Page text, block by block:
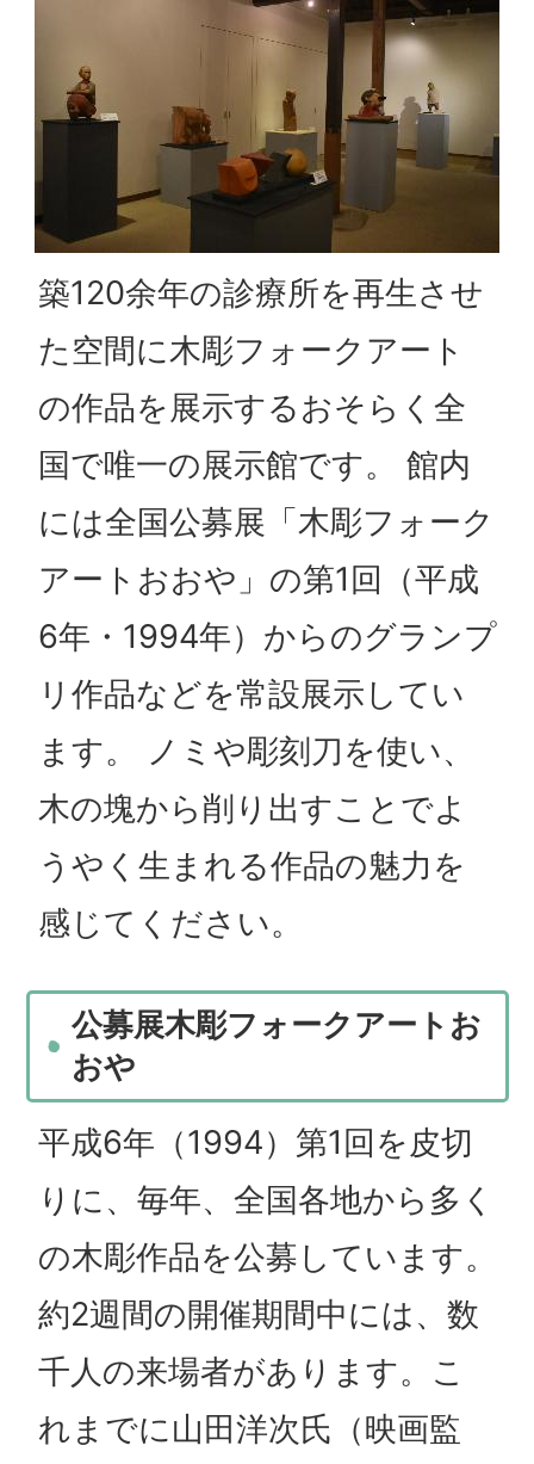
築120余年の診療所を再生させ
た空間に木彫フォークアート
の作品を展示するおそらく全
国で唯一の展示館です。 館内
には全国公募展「木彫フォーク
アートおおや」の第1回（平成
6年・1994年）からのグランプ
リ作品などを常設展示してい
ます。 ノミや彫刻刀を使い、
木の塊から削り出すことでよ
うやく生まれる作品の魅力を
感じてください。
公募展木彫フォークアートお
おや
平成6年（1994）第1回を皮切
りに、毎年、全国各地から多く
の木彫作品を公募しています。
約2週間の開催期間中には、数
千人の来場者があります。こ
れまでに山田洋次氏（映画監